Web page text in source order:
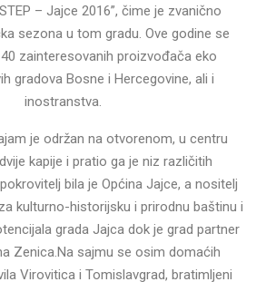
– Jajce 2016”, čime je zvanično
sezona u tom gradu. Ove godine se
zainteresovanih proizvođača eko
gradova Bosne i Hercegovine, ali i
inostranstva.
je održan na otvorenom, u centru
kapije i pratio ga je niz različitih
bila je Općina Jajce, a nositelj
kulturno-historijsku i prirodnu baštinu i
grada Jajca dok je grad partner
Zenica.Na sajmu se osim domaćih
Virovitica i Tomislavgrad, bratimljeni